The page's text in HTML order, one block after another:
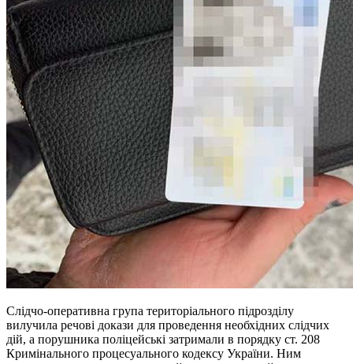
Слідчо-оперативна група територіального підрозділу
вилучила речові докази для проведення необхідних слідчих
дій, а порушника поліцейські затримали в порядку ст. 208
Кримінального процесуального кодексу України. Ним